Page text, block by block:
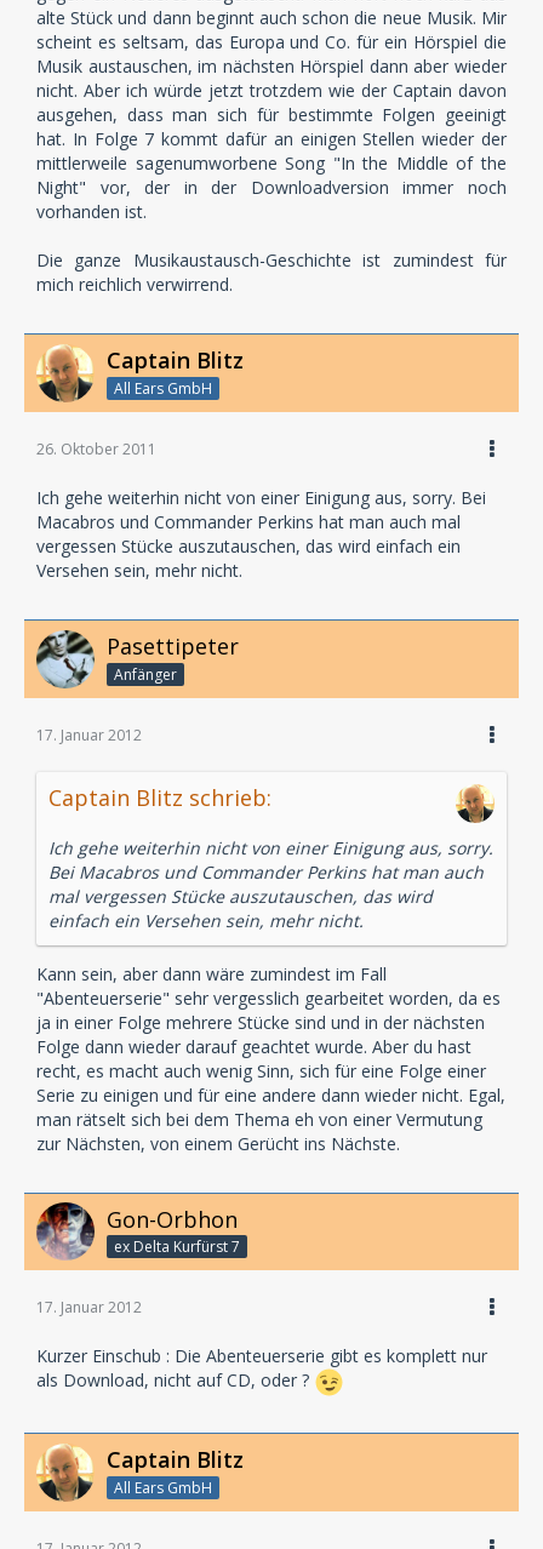
alte Stück und dann beginnt auch schon die neue Musik. Mir
scheint es seltsam, das Europa und Co. für ein Hörspiel die
Musik austauschen, im nächsten Hörspiel dann aber wieder
nicht. Aber ich würde jetzt trotzdem wie der Captain davon
ausgehen, dass man sich für bestimmte Folgen geeinigt
hat. In Folge 7 kommt dafür an einigen Stellen wieder der
mittlerweile sagenumworbene Song "In the Middle of the
Night" vor, der in der Downloadversion immer noch
vorhanden ist.
Die ganze Musikaustausch-Geschichte ist zumindest für
mich reichlich verwirrend.
Captain Blitz
All Ears GmbH
26. Oktober 2011
Ich gehe weiterhin nicht von einer Einigung aus, sorry. Bei
Macabros und Commander Perkins hat man auch mal
vergessen Stücke auszutauschen, das wird einfach ein
Versehen sein, mehr nicht.
Pasettipeter
Anfänger
17. Januar 2012
Captain Blitz schrieb:
Ich gehe weiterhin nicht von einer Einigung aus, sorry.
Bei Macabros und Commander Perkins hat man auch
mal vergessen Stücke auszutauschen, das wird
einfach ein Versehen sein, mehr nicht.
Kann sein, aber dann wäre zumindest im Fall
"Abenteuerserie" sehr vergesslich gearbeitet worden, da es
ja in einer Folge mehrere Stücke sind und in der nächsten
Folge dann wieder darauf geachtet wurde. Aber du hast
recht, es macht auch wenig Sinn, sich für eine Folge einer
Serie zu einigen und für eine andere dann wieder nicht. Egal,
man rätselt sich bei dem Thema eh von einer Vermutung
zur Nächsten, von einem Gerücht ins Nächste.
Gon-Orbhon
ex Delta Kurfürst 7
17. Januar 2012
Kurzer Einschub : Die Abenteuerserie gibt es komplett nur
als Download, nicht auf CD, oder ?
Captain Blitz
All Ears GmbH